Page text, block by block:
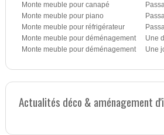
Monte meuble pour canapé
Monte meuble pour piano
Monte meuble pour réfrigérateur
Monte meuble pour déménagement
Une
Monte meuble pour déménagement
Une
Actualités déco & aménagement